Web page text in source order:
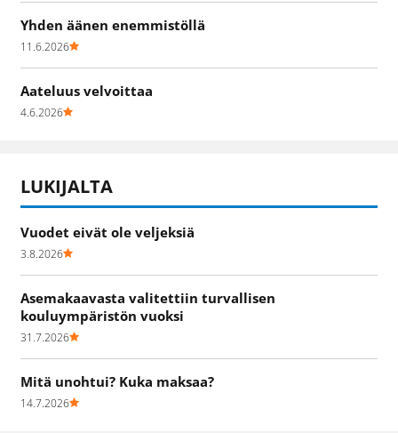
Yhden äänen enemmistöllä
11.6.2026
Aateluus velvoittaa
4.6.2026
LUKIJALTA
Vuodet eivät ole veljeksiä
3.8.2026
Asemakaavasta valitettiin turvallisen
kouluympäristön vuoksi
31.7.2026
Mitä unohtui? Kuka maksaa?
14.7.2026